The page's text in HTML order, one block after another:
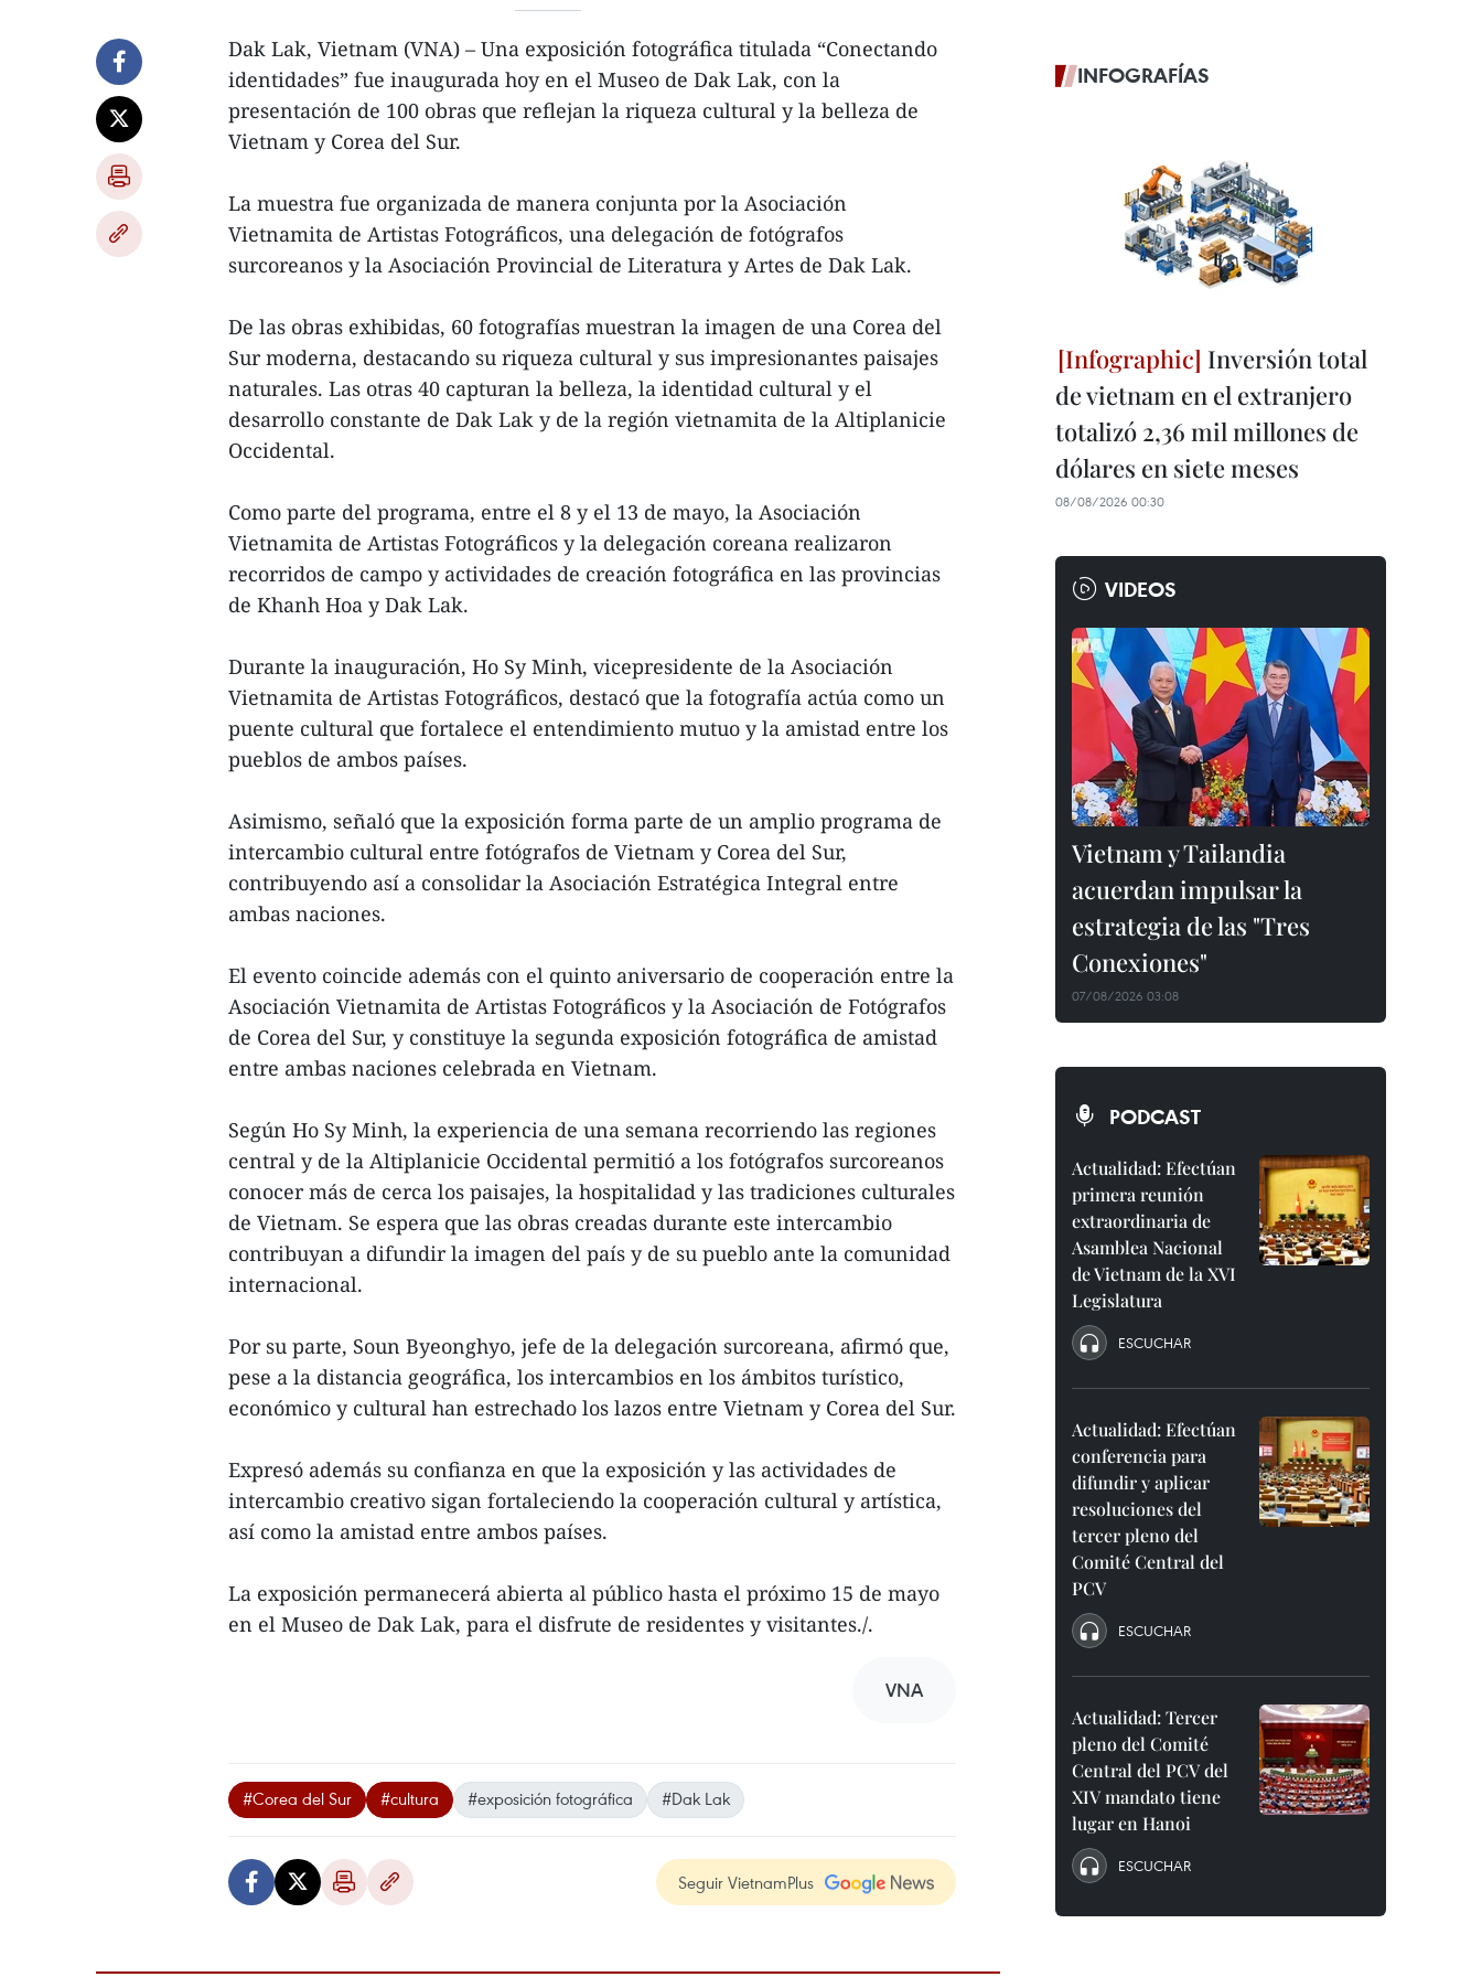
Dak Lak, Vietnam (VNA) – Una exposición fotográfica titulada “Conectando
identidades” fue inaugurada hoy en el Museo de Dak Lak, con la
presentación de 100 obras que reflejan la riqueza cultural y la belleza de
Vietnam y Corea del Sur.
La muestra fue organizada de manera conjunta por la Asociación
Vietnamita de Artistas Fotográficos, una delegación de fotógrafos
surcoreanos y la Asociación Provincial de Literatura y Artes de Dak Lak.
De las obras exhibidas, 60 fotografías muestran la imagen de una Corea del
Sur moderna, destacando su riqueza cultural y sus impresionantes paisajes
naturales. Las otras 40 capturan la belleza, la identidad cultural y el
desarrollo constante de Dak Lak y de la región vietnamita de la Altiplanicie
Occidental.
Como parte del programa, entre el 8 y el 13 de mayo, la Asociación
Vietnamita de Artistas Fotográficos y la delegación coreana realizaron
recorridos de campo y actividades de creación fotográfica en las provincias
de Khanh Hoa y Dak Lak.
Durante la inauguración, Ho Sy Minh, vicepresidente de la Asociación
Vietnamita de Artistas Fotográficos, destacó que la fotografía actúa como un
puente cultural que fortalece el entendimiento mutuo y la amistad entre los
pueblos de ambos países.
Asimismo, señaló que la exposición forma parte de un amplio programa de
intercambio cultural entre fotógrafos de Vietnam y Corea del Sur,
contribuyendo así a consolidar la Asociación Estratégica Integral entre
ambas naciones.
El evento coincide además con el quinto aniversario de cooperación entre la
Asociación Vietnamita de Artistas Fotográficos y la Asociación de Fotógrafos
de Corea del Sur, y constituye la segunda exposición fotográfica de amistad
entre ambas naciones celebrada en Vietnam.
Según Ho Sy Minh, la experiencia de una semana recorriendo las regiones
central y de la Altiplanicie Occidental permitió a los fotógrafos surcoreanos
conocer más de cerca los paisajes, la hospitalidad y las tradiciones culturales
de Vietnam. Se espera que las obras creadas durante este intercambio
contribuyan a difundir la imagen del país y de su pueblo ante la comunidad
internacional.
Por su parte, Soun Byeonghyo, jefe de la delegación surcoreana, afirmó que,
pese a la distancia geográfica, los intercambios en los ámbitos turístico,
económico y cultural han estrechado los lazos entre Vietnam y Corea del Sur.
Expresó además su confianza en que la exposición y las actividades de
intercambio creativo sigan fortaleciendo la cooperación cultural y artística,
así como la amistad entre ambos países.
La exposición permanecerá abierta al público hasta el próximo 15 de mayo
en el Museo de Dak Lak, para el disfrute de residentes y visitantes./.
VNA
#Corea del Sur #cultura #exposición fotográfica #Dak Lak
Seguir VietnamPlus
INFOGRAFÍAS
Inversión total
de vietnam en el extranjero
totalizó 2,36 mil millones de
dólares en siete meses
08/08/2026 00:30
VIDEOS
Vietnam y Tailandia
acuerdan impulsar la
estrategia de las "Tres
Conexiones"
07/08/2026 03:08
PODCAST
Actualidad: Efectúan
primera reunión
extraordinaria de
Asamblea Nacional
de Vietnam de la XVI
Legislatura
ESCUCHAR
Actualidad: Efectúan
conferencia para
difundir y aplicar
resoluciones del
tercer pleno del
Comité Central del
PCV
ESCUCHAR
Actualidad: Tercer
pleno del Comité
Central del PCV del
XIV mandato tiene
lugar en Hanoi
ESCUCHAR